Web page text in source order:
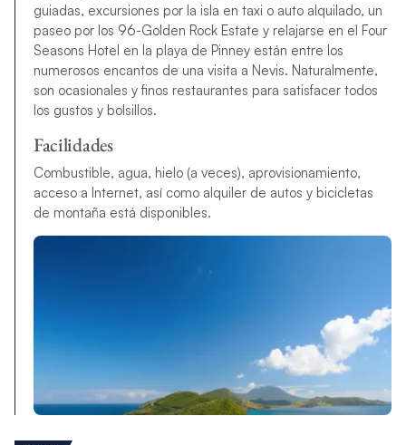
guiadas, excursiones por la isla en taxi o auto alquilado, un
paseo por los 96-Golden Rock Estate y relajarse en el Four
Seasons Hotel en la playa de Pinney están entre los
numerosos encantos de una visita a Nevis. Naturalmente,
son ocasionales y finos restaurantes para satisfacer todos
los gustos y bolsillos.
Facilidades
Combustible, agua, hielo (a veces), aprovisionamiento,
acceso a Internet, así como alquiler de autos y bicicletas
de montaña está disponibles.